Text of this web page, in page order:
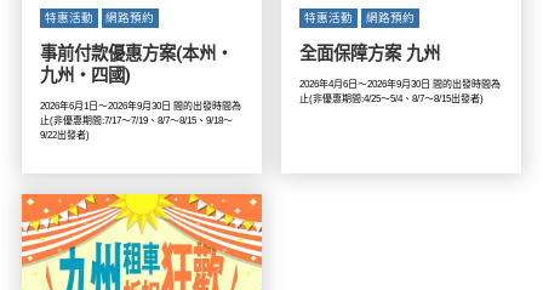
特惠活動 網路預約
事前付款優惠方案(本州・
九州・四國)
2026年6月1日～2026年9月30日 間的出發時間為
止(非優惠期間:7/17～7/19、8/7～8/15、9/18～
9/22出發者)
特惠活動 網路預約
全面保障方案 九州
2026年4月6日～2026年9月30日 間的出發時間為
止(非優惠期間:4/25～5/4、8/7～8/15出發者)